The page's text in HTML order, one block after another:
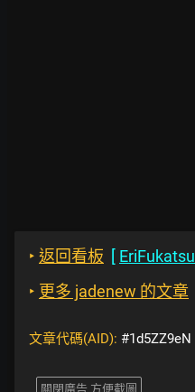
‣ 返回看板 [ EriFukatsu
‣ 更多 jadenew 的文章
文章代碼(AID): #1d5ZZ9eN
關閉廣告 方便截圖